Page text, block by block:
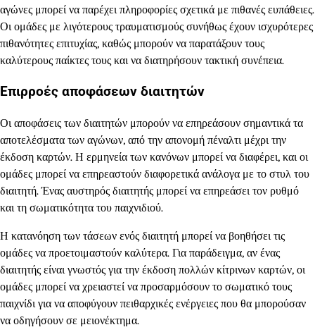
αγώνες μπορεί να παρέχει πληροφορίες σχετικά με πιθανές ευπάθειες.
Οι ομάδες με λιγότερους τραυματισμούς συνήθως έχουν ισχυρότερες
πιθανότητες επιτυχίας, καθώς μπορούν να παρατάξουν τους
καλύτερους παίκτες τους και να διατηρήσουν τακτική συνέπεια.
Επιρροές αποφάσεων διαιτητών
Οι αποφάσεις των διαιτητών μπορούν να επηρεάσουν σημαντικά τα
αποτελέσματα των αγώνων, από την απονομή πέναλτι μέχρι την
έκδοση καρτών. Η ερμηνεία των κανόνων μπορεί να διαφέρει, και οι
ομάδες μπορεί να επηρεαστούν διαφορετικά ανάλογα με το στυλ του
διαιτητή. Ένας αυστηρός διαιτητής μπορεί να επηρεάσει τον ρυθμό
και τη σωματικότητα του παιχνιδιού.
Η κατανόηση των τάσεων ενός διαιτητή μπορεί να βοηθήσει τις
ομάδες να προετοιμαστούν καλύτερα. Για παράδειγμα, αν ένας
διαιτητής είναι γνωστός για την έκδοση πολλών κίτρινων καρτών, οι
ομάδες μπορεί να χρειαστεί να προσαρμόσουν το σωματικό τους
παιχνίδι για να αποφύγουν πειθαρχικές ενέργειες που θα μπορούσαν
να οδηγήσουν σε μειονέκτημα.